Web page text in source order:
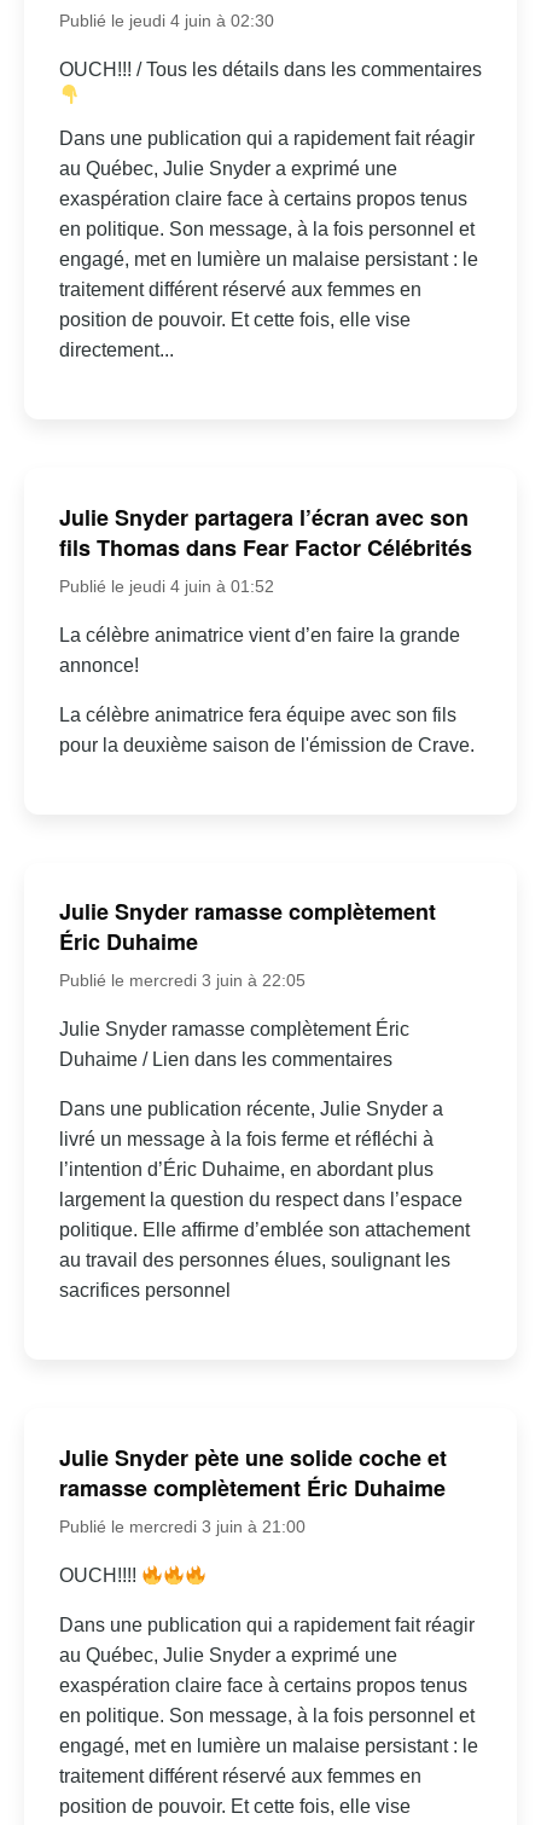
Publié le jeudi 4 juin à 02:30
OUCH!!! / Tous les détails dans les commentaires
Dans une publication qui a rapidement fait réagir
au Québec, Julie Snyder a exprimé une
exaspération claire face à certains propos tenus
en politique. Son message, à la fois personnel et
engagé, met en lumière un malaise persistant : le
traitement différent réservé aux femmes en
position de pouvoir. Et cette fois, elle vise
directement...
Julie Snyder partagera l’écran avec son
fils Thomas dans Fear Factor Célébrités
Publié le jeudi 4 juin à 01:52
La célèbre animatrice vient d’en faire la grande
annonce!
La célèbre animatrice fera équipe avec son fils
pour la deuxième saison de l'émission de Crave.
Julie Snyder ramasse complètement
Éric Duhaime
Publié le mercredi 3 juin à 22:05
Julie Snyder ramasse complètement Éric
Duhaime / Lien dans les commentaires
Dans une publication récente, Julie Snyder a
livré un message à la fois ferme et réfléchi à
l’intention d’Éric Duhaime, en abordant plus
largement la question du respect dans l’espace
politique. Elle affirme d’emblée son attachement
au travail des personnes élues, soulignant les
sacrifices personnel
Julie Snyder pète une solide coche et
ramasse complètement Éric Duhaime
Publié le mercredi 3 juin à 21:00
OUCH!!!!
Dans une publication qui a rapidement fait réagir
au Québec, Julie Snyder a exprimé une
exaspération claire face à certains propos tenus
en politique. Son message, à la fois personnel et
engagé, met en lumière un malaise persistant : le
traitement différent réservé aux femmes en
position de pouvoir. Et cette fois, elle vise